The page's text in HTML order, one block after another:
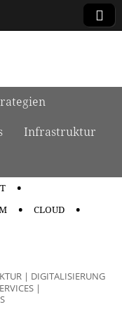
Infrastruktur
CLOUD
| DIGITALISIERUNG
|